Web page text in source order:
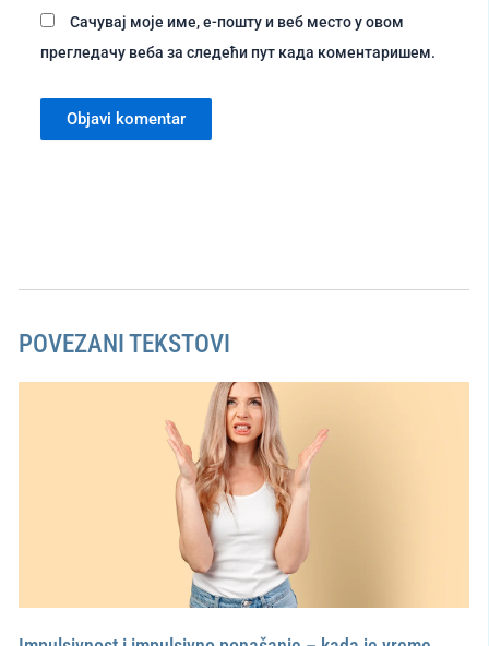
Сачувај моје име, е-пошту и веб место у овом
прегледачу веба за следећи пут када коментаришем.
POVEZANI TEKSTOVI